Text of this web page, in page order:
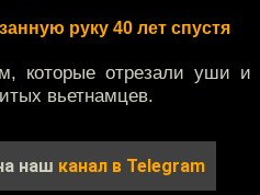
руку 40 лет спустя
которые отрезали уши и
вьетнамцев.
наш канал в Telegram